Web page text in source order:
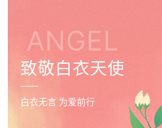
ANGEL
致敬白衣天使
白衣无言 为爱前行